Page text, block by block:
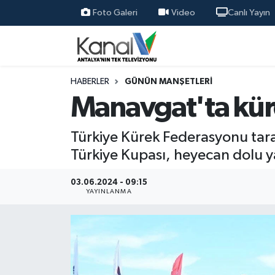
Foto Galeri Video Canlı Yayın
HABERLER GÜNÜN MANŞETLERI
Manavgat'ta
Türkiye Kürek Federasyonu
Türkiye Kupası, heyecan dolu
03.06.2024 - 09:15
YAYINLANMA
Ana Haber
Antalya Haber
Günün Manşetleri
Haber Kuşakları
Nöbetçi Eczaneler
Hava Durumu
Trafik Durumu
Süper Lig Puan Durumu ve Fikstür
Haber Arşivi